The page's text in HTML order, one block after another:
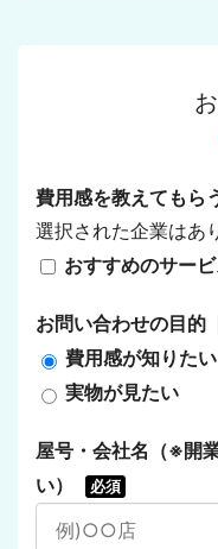
費用感を教えてもら
選択された企業はあ
おすすめのサー
お問い合わせの目的
費用感が知りたい
実物が見たい
屋号・会社名（※開
い）
必須